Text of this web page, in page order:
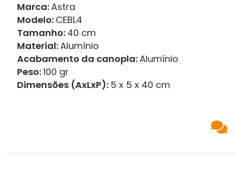
Marca:Astra
Modelo: CEBL4
Tamanho: 40 cm
Material:Alumínio
Acabamento da canopla:Alumínio
Peso:100 gr
Dimensões (AxLxP): 5 x 5 x 40 cm